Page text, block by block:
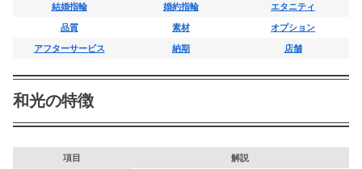
結婚指輪 婚約指輪 エタニティ
品質 素材 オプション
アフターサービス 納期 店舗
和光の特徴
項目 解説